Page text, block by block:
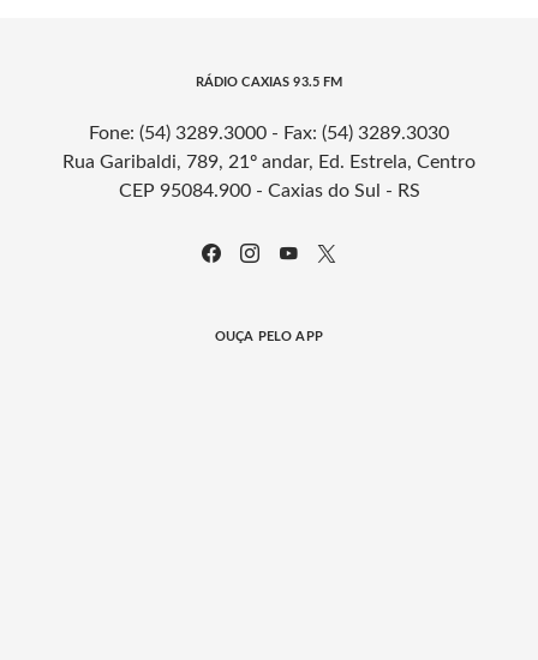
RÁDIO CAXIAS 93.5 FM
Fone: (54) 3289.3000 - Fax: (54) 3289.3030
Rua Garibaldi, 789, 21º andar, Ed. Estrela, Centro
CEP 95084.900 - Caxias do Sul - RS
OUÇA PELO APP